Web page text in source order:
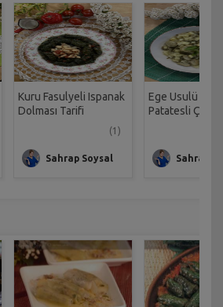
Kuru Fasulyeli Ispanak
Dolması Tarifi
(1)
Sahrap Soysal
Ege Usulü
Patatesli Çağla
Sahrap